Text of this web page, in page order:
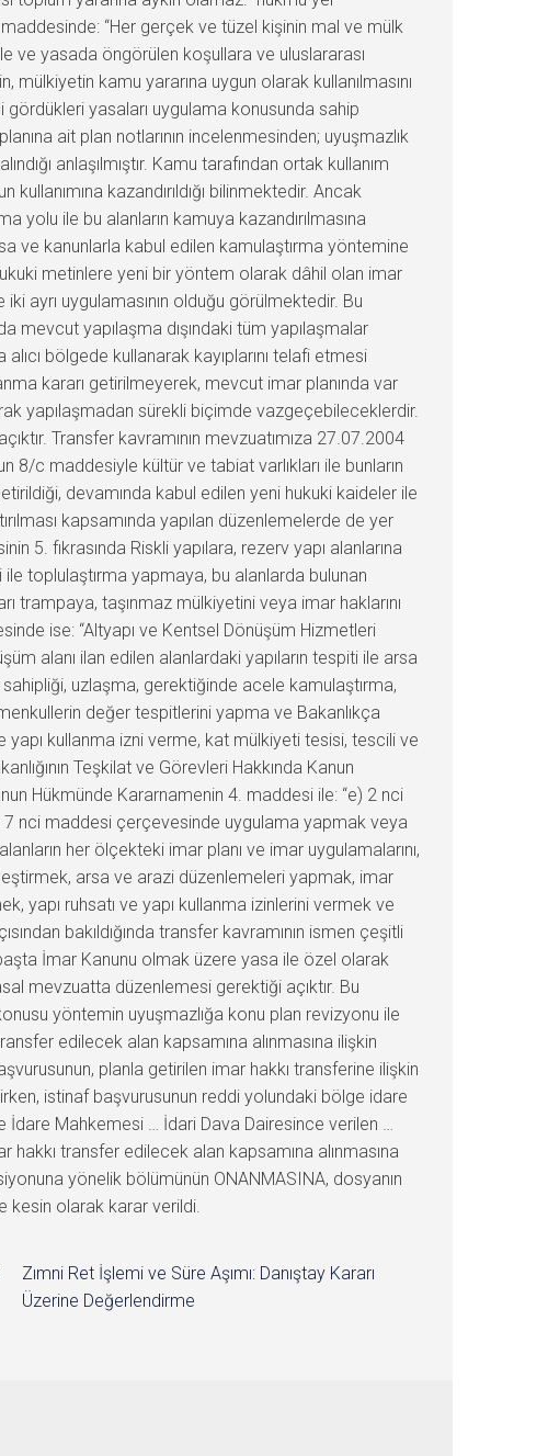
Zımni Ret İşlemi ve Süre Aşımı: Danıştay Kararı
Üzerine Değerlendirme